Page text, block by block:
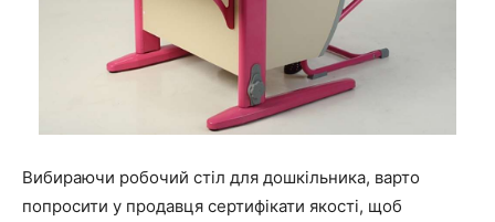
Вибираючи робочий стіл для дошкільника, варто
попросити у продавця сертифікати якості, щоб